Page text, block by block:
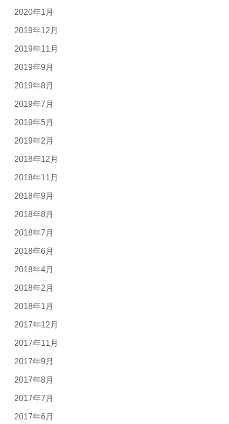
2020年1月
2019年12月
2019年11月
2019年9月
2019年8月
2019年7月
2019年5月
2019年2月
2018年12月
2018年11月
2018年9月
2018年8月
2018年7月
2018年6月
2018年4月
2018年2月
2018年1月
2017年12月
2017年11月
2017年9月
2017年8月
2017年7月
2017年6月